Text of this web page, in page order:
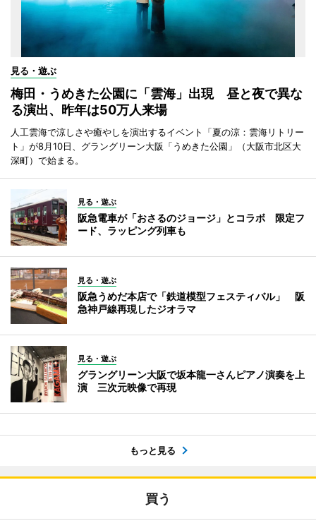
見る・遊ぶ
梅田・うめきた公園に「雲海」出現 昼と夜で異な
る演出、昨年は50万人来場
人工雲海で涼しさや癒やしを演出するイベント「夏の涼：雲海リトリー
ト」が8月10日、グラングリーン大阪「うめきた公園」（大阪市北区大
深町）で始まる。
見る・遊ぶ
阪急電車が「おさるのジョージ」とコラボ 限定フ
ード、ラッピング列車も
見る・遊ぶ
阪急うめだ本店で「鉄道模型フェスティバル」 阪
急神戸線再現したジオラマ
見る・遊ぶ
グラングリーン大阪で坂本龍一さんピアノ演奏を上
演 三次元映像で再現
もっと見る
買う